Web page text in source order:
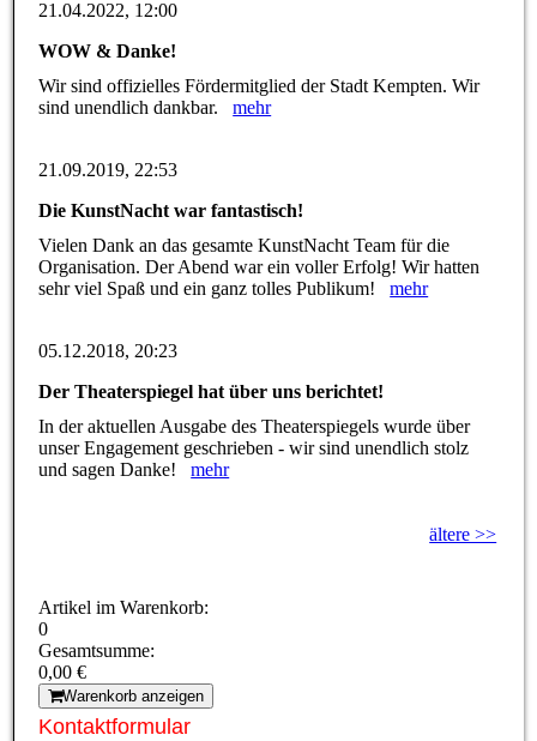
21.04.2022, 12:00
WOW & Danke!
Wir sind offizielles Fördermitglied der Stadt Kempten. Wir
sind unendlich dankbar.mehr
21.09.2019, 22:53
Die KunstNacht war fantastisch!
Vielen Dank an das gesamte KunstNacht Team für die
Organisation. Der Abend war ein voller Erfolg! Wir hatten
sehr viel Spaß und ein ganz tolles Publikum!mehr
05.12.2018, 20:23
Der Theaterspiegel hat über uns berichtet!
In der aktuellen Ausgabe des Theaterspiegels wurde über
unser Engagement geschrieben - wir sind unendlich stolz
und sagen Danke!mehr
ältere >>
Artikel im Warenkorb:
0
Gesamtsumme:
0,00 €
Warenkorb anzeigen
Kontaktformular